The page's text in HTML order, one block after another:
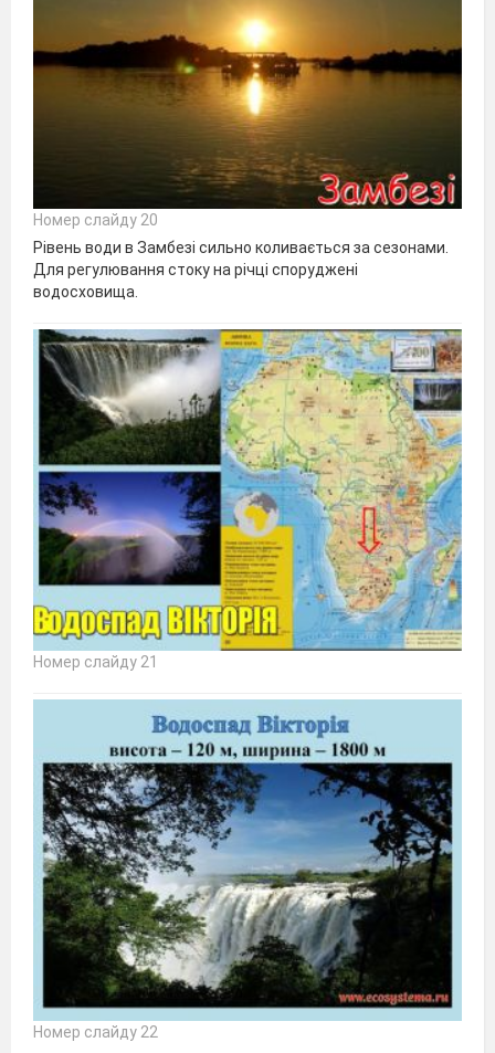
Номер слайду 20
Рівень води в Замбезі сильно коливається за сезонами.
Для регулювання стоку на річці споруджені
водосховища.
Номер слайду 21
Номер слайду 22